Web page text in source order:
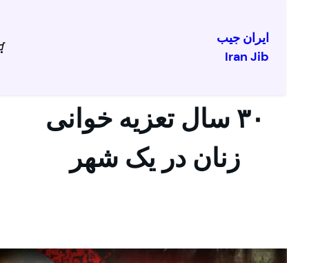
ایران جیب
Iran Jib
۳۰ سال تعزیه خوانی
زنان در یک شهر